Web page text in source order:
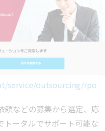
service/outsourcing/rpo
頼などの募集から選定、応
トータルでサポート可能な